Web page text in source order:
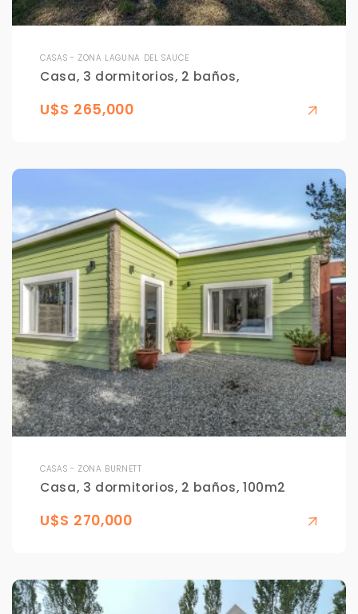
CASAS - ZONA LAGUNA DEL SAUCE
Casa, 3 dormitorios, 2 baños,
U$S 265,000
CASAS - ZONA BURNETT
Casa, 3 dormitorios, 2 baños, 100m2
U$S 270,000